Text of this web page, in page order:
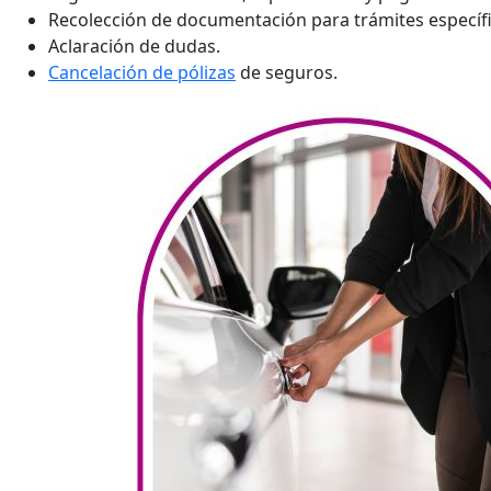
Recolección de documentación para trámites
Aclaración de dudas.
Cancelación de pólizas de seguros.